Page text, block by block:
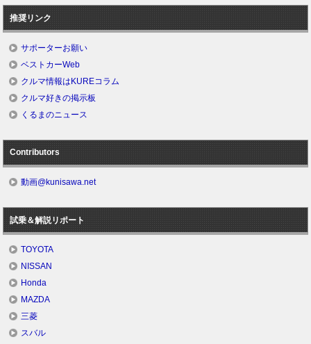
推奨リンク
サポーターお願い
ベストカーWeb
クルマ情報はKUREコラム
クルマ好きの掲示板
くるまのニュース
Contributors
動画@kunisawa.net
試乗＆解説リポート
TOYOTA
NISSAN
Honda
MAZDA
三菱
スバル